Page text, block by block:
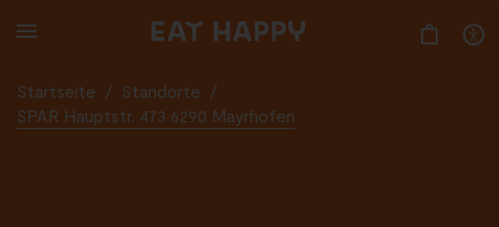
TO
Startseite / Standorte
/
SPAR Hauptstr. 473 6290 Mayrhofen